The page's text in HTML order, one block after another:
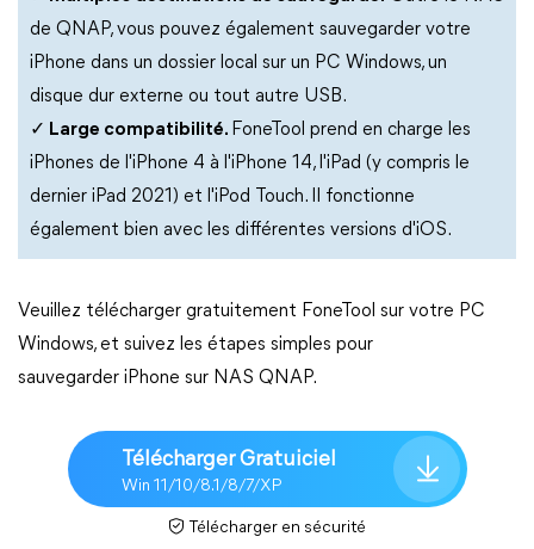
de QNAP, vous pouvez également sauvegarder votre
iPhone dans un dossier local sur un PC Windows, un
disque dur externe ou tout autre USB.
✓ Large compatibilité. FoneTool prend en charge les
iPhones de l'iPhone 4 à l'iPhone 14, l'iPad (y compris le
dernier iPad 2021) et l'iPod Touch. Il fonctionne
également bien avec les différentes versions d'iOS.
Veuillez télécharger gratuitement FoneTool sur votre PC
Windows, et suivez les étapes simples pour
sauvegarder iPhone sur NAS QNAP.
Télécharger Gratuiciel
Win 11/10/8.1/8/7/XP
Télécharger en sécurité